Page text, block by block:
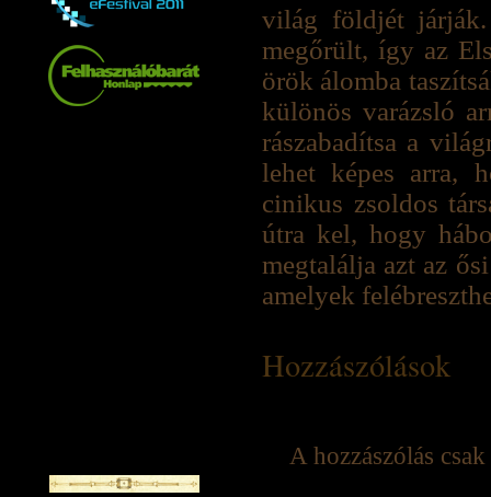
világ földjét
megőrült, így az
örök álomba
különös varázsló
rászabadítsa a
lehet képes arra,
cinikus zsoldos
útra kel, hogy
megtalálja azt az
amelyek
Hozzászólások
A hozzászólás